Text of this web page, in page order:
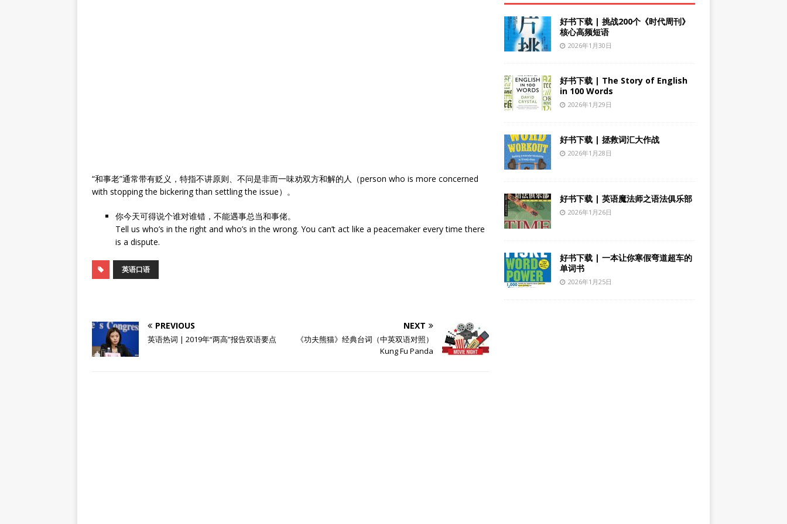
“和事老”通常带有贬义，特指不讲原则、不问是非而一味劝双方和解的人（person who is more concerned
with stopping the bickering than settling the issue）。
你今天可得说个谁对谁错，不能遇事总当和事佬。
Tell us who’s in the right and who’s in the wrong. You can’t act like a peacemaker every time there
is a dispute.
英语口语
PREVIOUS
英语热词 | 2019年“两高”报告双语要点
NEXT
《功夫熊猫》经典台词（中英双语对照）
Kung Fu Panda
好书下载 | 挑战200个《时代周刊》
核心高频短语
2026年1月30日
好书下载 | The Story of English
in 100 Words
2026年1月29日
好书下载 | 拯救词汇大作战
2026年1月28日
好书下载 | 英语魔法师之语法俱乐部
2026年1月26日
好书下载 | 一本让你寒假弯道超车的
单词书
2026年1月25日